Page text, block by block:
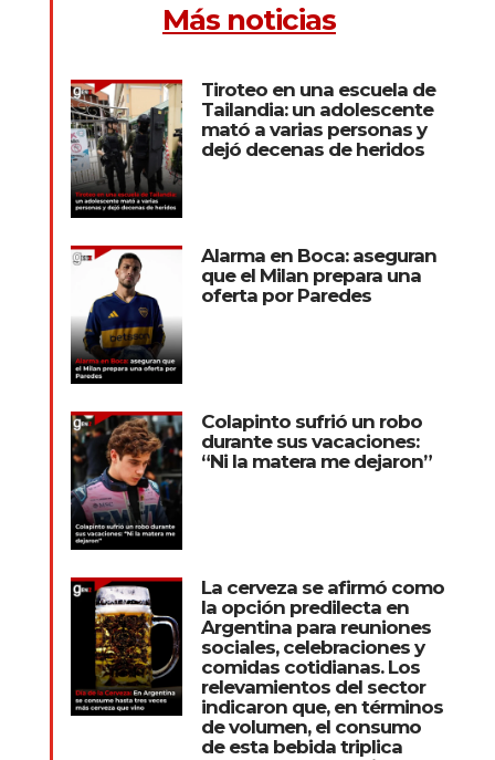
Más noticias
Tiroteo en una escuela de
Tailandia: un adolescente
mató a varias personas y
dejó decenas de heridos
Alarma en Boca: aseguran
que el Milan prepara una
oferta por Paredes
Colapinto sufrió un robo
durante sus vacaciones:
“Ni la matera me dejaron”
La cerveza se afirmó como
la opción predilecta en
Argentina para reuniones
sociales, celebraciones y
comidas cotidianas. Los
relevamientos del sector
indicaron que, en términos
de volumen, el consumo
de esta bebida triplica